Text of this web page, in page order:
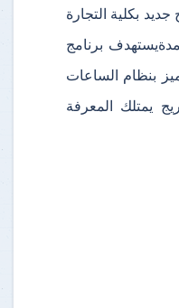
بكلية التجارة
برنامج
بنظام الساعات
يمتلك المعرفة